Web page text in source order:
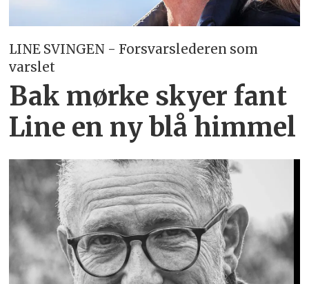
LINE SVINGEN - Forsvarslederen som
varslet
Bak mørke skyer fant
Line en ny blå himmel